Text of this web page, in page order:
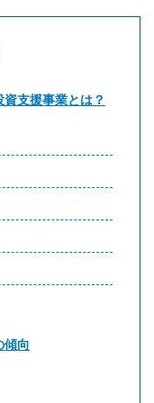
支援事業とは？
傾向